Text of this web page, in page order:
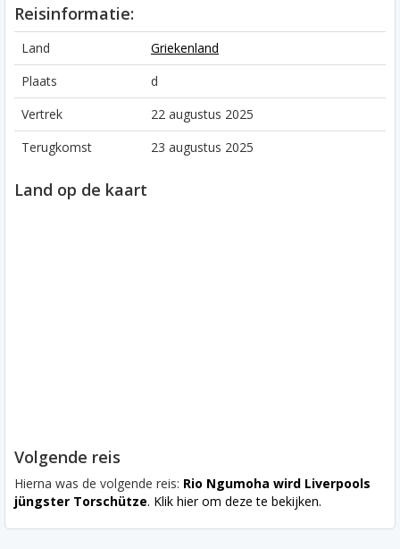
Reisinformatie:
Land
Griekenland
Plaats
d
Vertrek
22 augustus 2025
Terugkomst
23 augustus 2025
Land op de kaart
Volgende reis
Hierna was de volgende reis: Rio Ngumoha wird Liverpools
jüngster Torschütze. Klik hier om deze te bekijken.